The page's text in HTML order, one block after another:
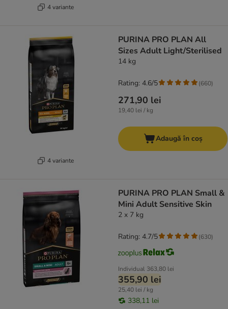
4 variante
4 variante
PURINA PRO PLAN All
Sizes Adult Light/Sterilised
14 kg
271,90 lei
19,40 lei / kg
Rating: 4.6/5 (660)
Adaugă în coș
PURINA PRO PLAN Small &
Mini Adult Sensitive Skin
2 x 7 kg
Individual 363,80 lei
355,90 lei
25,40 lei / kg
338,11 lei
Rating: 4.7/5 (630)